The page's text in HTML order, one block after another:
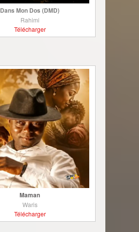
Dans Mon Dos (DMD)
Rahimi
Télécharger
Maman
Waris
Télécharger